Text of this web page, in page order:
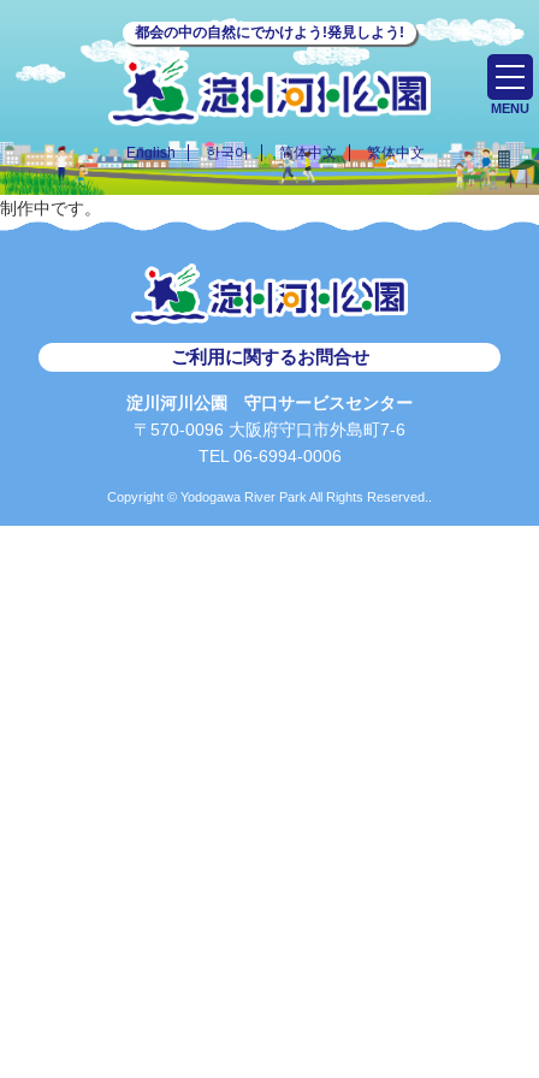
都会の中の自然にでかけよう!発見しよう!
English 한국어 简体中文 繁体中文
MENU
制作中です。
ご利用に関するお問合せ
淀川河川公園 守口サービスセンター
〒570-0096 大阪府守口市外島町7-6
TEL 06-6994-0006
Copyright © Yodogawa River Park All Rights Reserved..